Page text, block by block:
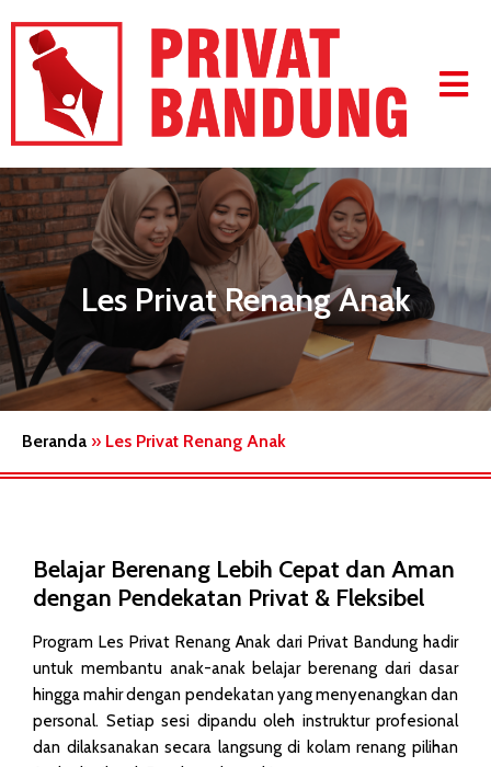
Les Privat Renang Anak
Beranda » Les Privat Renang Anak
Belajar Berenang Lebih Cepat dan Aman
dengan Pendekatan Privat & Fleksibel
Program Les Privat Renang Anak dari Privat Bandung hadir
untuk membantu anak-anak belajar berenang dari dasar
hingga mahir dengan pendekatan yang menyenangkan dan
personal. Setiap sesi dipandu oleh instruktur profesional
dan dilaksanakan secara langsung di kolam renang pilihan